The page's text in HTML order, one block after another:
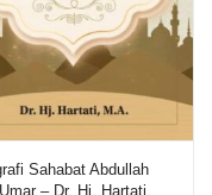
Sahabat Abdullah
– Dr. Hj. Hartati,